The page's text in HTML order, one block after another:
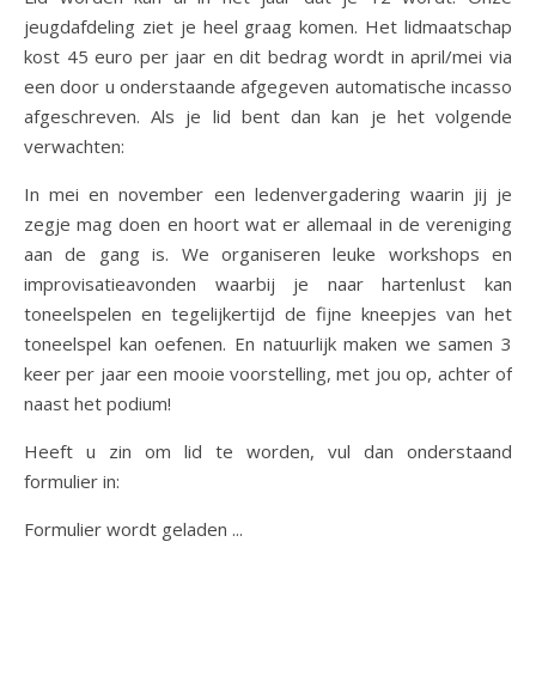
jeugdafdeling ziet je heel graag komen. Het lidmaatschap
kost 45 euro per jaar en dit bedrag wordt in april/mei via
een door u onderstaande afgegeven automatische incasso
afgeschreven. Als je lid bent dan kan je het volgende
verwachten:
In mei en november een ledenvergadering waarin jij je
zegje mag doen en hoort wat er allemaal in de vereniging
aan de gang is. We organiseren leuke workshops en
improvisatieavonden waarbij je naar hartenlust kan
toneelspelen en tegelijkertijd de fijne kneepjes van het
toneelspel kan oefenen. En natuurlijk maken we samen 3
keer per jaar een mooie voorstelling, met jou op, achter of
naast het podium!
Heeft u zin om lid te worden, vul dan onderstaand
formulier in:
Formulier wordt geladen ...